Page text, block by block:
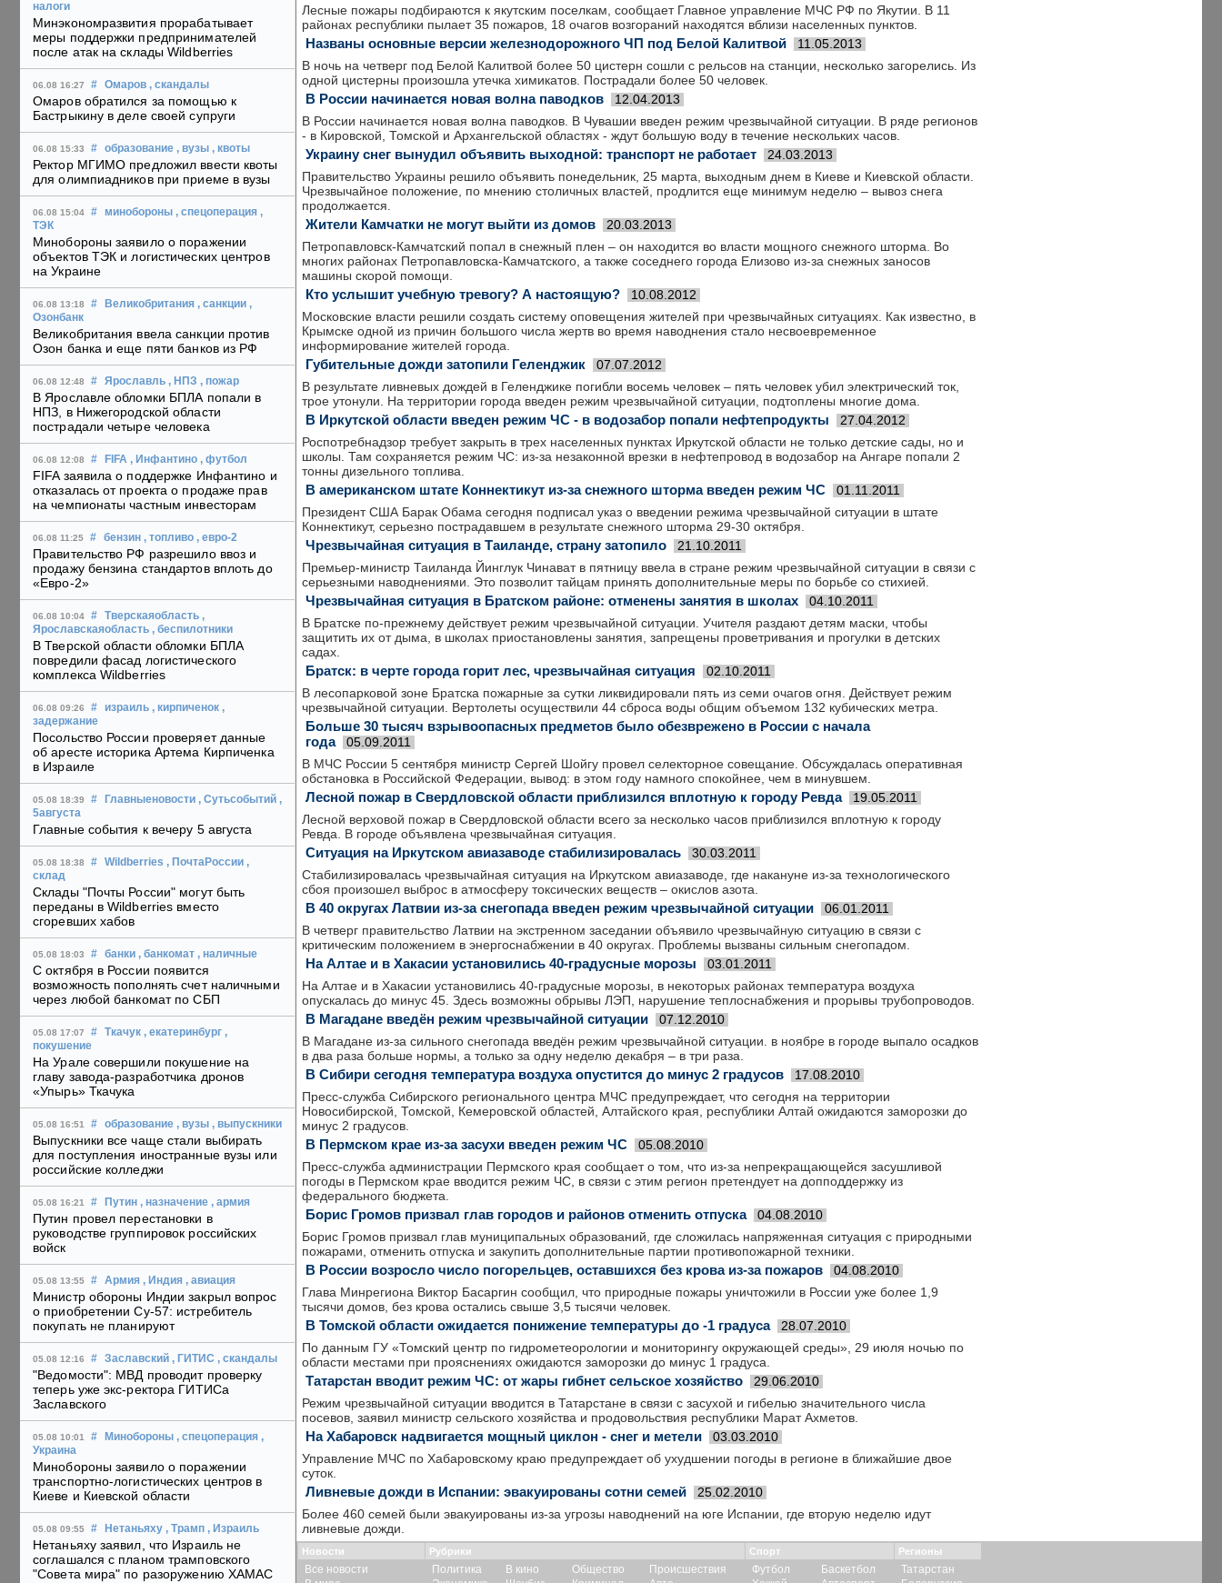
налоги
Минэкономразвития прорабатывает
меры поддержки предпринимателей
после атак на склады Wildberries
06.08 16:27 # Омаров , скандалы
Омаров обратился за помощью к
Бастрыкину в деле своей супруги
06.08 15:33 # образование , вузы , квоты
Ректор МГИМО предложил ввести квоты
для олимпиадников при приеме в вузы
06.08 15:04 # минобороны , спецоперация ,
ТЭК
Минобороны заявило о поражении
объектов ТЭК и логистических центров
на Украине
06.08 13:18 # Великобритания , санкции ,
Озонбанк
Великобритания ввела санкции против
Озон банка и еще пяти банков из РФ
06.08 12:48 # Ярославль , НПЗ , пожар
В Ярославле обломки БПЛА попали в
НПЗ, в Нижегородской области
пострадали четыре человека
06.08 12:08 # FIFA , Инфантино , футбол
FIFA заявила о поддержке Инфантино и
отказалась от проекта о продаже прав
на чемпионаты частным инвесторам
06.08 11:25 # бензин , топливо , евро-2
Правительство РФ разрешило ввоз и
продажу бензина стандартов вплоть до
«Евро-2»
06.08 10:04 # Тверскаяобласть ,
Ярославскаяобласть , беспилотники
В Тверской области обломки БПЛА
повредили фасад логистического
комплекса Wildberries
06.08 09:26 # израиль , кирпиченок ,
задержание
Посольство России проверяет данные
об аресте историка Артема Кирпиченка
в Израиле
05.08 18:39 # Главныеновости , Сутьсобытий ,
5августа
Главные события к вечеру 5 августа
05.08 18:38 # Wildberries , ПочтаРоссии ,
склад
Склады "Почты России" могут быть
переданы в Wildberries вместо
сгоревших хабов
05.08 18:03 # банки , банкомат , наличные
С октября в России появится
возможность пополнять счет наличными
через любой банкомат по СБП
05.08 17:07 # Ткачук , екатеринбург ,
покушение
На Урале совершили покушение на
главу завода-разработчика дронов
«Упырь» Ткачука
05.08 16:51 # образование , вузы , выпускники
Выпускники все чаще стали выбирать
для поступления иностранные вузы или
российские колледжи
05.08 16:21 # Путин , назначение , армия
Путин провел перестановки в
руководстве группировок российских
войск
05.08 13:55 # Армия , Индия , авиация
Министр обороны Индии закрыл вопрос
о приобретении Су-57: истребитель
покупать не планируют
05.08 12:16 # Заславский , ГИТИС , скандалы
"Ведомости": МВД проводит проверку
теперь уже экс-ректора ГИТИСа
Заславского
05.08 10:01 # Минобороны , спецоперация ,
Украина
Минобороны заявило о поражении
транспортно-логистических центров в
Киеве и Киевской области
05.08 09:55 # Нетаньяху , Трамп , Израиль
Нетаньяху заявил, что Израиль не
соглашался с планом трамповского
"Совета мира" по разоружению ХАМАС
Лесные пожары подбираются к якутским поселкам, сообщает Главное управление МЧС РФ по Якутии. В 11
районах республики пылает 35 пожаров, 18 очагов возгораний находятся вблизи населенных пунктов.
Названы основные версии железнодорожного ЧП под Белой Калитвой 11.05.2013
В ночь на четверг под Белой Калитвой более 50 цистерн сошли с рельсов на станции, несколько загорелись. Из
одной цистерны произошла утечка химикатов. Пострадали более 50 человек.
В России начинается новая волна паводков 12.04.2013
В России начинается новая волна паводков. В Чувашии введен режим чрезвычайной ситуации. В ряде регионов
- в Кировской, Томской и Архангельской областях - ждут большую воду в течение нескольких часов.
Украину снег вынудил объявить выходной: транспорт не работает 24.03.2013
Правительство Украины решило объявить понедельник, 25 марта, выходным днем в Киеве и Киевской области.
Чрезвычайное положение, по мнению столичных властей, продлится еще минимум неделю – вывоз снега
продолжается.
Жители Камчатки не могут выйти из домов 20.03.2013
Петропавловск-Камчатский попал в снежный плен – он находится во власти мощного снежного шторма. Во
многих районах Петропавловска-Камчатского, а также соседнего города Елизово из-за снежных заносов
машины скорой помощи.
Кто услышит учебную тревогу? А настоящую? 10.08.2012
Московские власти решили создать систему оповещения жителей при чрезвычайных ситуациях. Как известно, в
Крымске одной из причин большого числа жертв во время наводнения стало несвоевременное
информирование жителей города.
Губительные дожди затопили Геленджик 07.07.2012
В результате ливневых дождей в Геленджике погибли восемь человек – пять человек убил электрический ток,
трое утонули. На территории города введен режим чрезвычайной ситуации, подтоплены многие дома.
В Иркутской области введен режим ЧС - в водозабор попали нефтепродукты 27.04.2012
Роспотребнадзор требует закрыть в трех населенных пунктах Иркутской области не только детские сады, но и
школы. Там сохраняется режим ЧС: из-за незаконной врезки в нефтепровод в водозабор на Ангаре попали 2
тонны дизельного топлива.
В американском штате Коннектикут из-за снежного шторма введен режим ЧС 01.11.2011
Президент США Барак Обама сегодня подписал указ о введении режима чрезвычайной ситуации в штате
Коннектикут, серьезно пострадавшем в результате снежного шторма 29-30 октября.
Чрезвычайная ситуация в Таиланде, страну затопило 21.10.2011
Премьер-министр Таиланда Йинглук Чинават в пятницу ввела в стране режим чрезвычайной ситуации в связи с
серьезными наводнениями. Это позволит тайцам принять дополнительные меры по борьбе со стихией.
Чрезвычайная ситуация в Братском районе: отменены занятия в школах 04.10.2011
В Братске по-прежнему действует режим чрезвычайной ситуации. Учителя раздают детям маски, чтобы
защитить их от дыма, в школах приостановлены занятия, запрещены проветривания и прогулки в детских
садах.
Братск: в черте города горит лес, чрезвычайная ситуация 02.10.2011
В лесопарковой зоне Братска пожарные за сутки ликвидировали пять из семи очагов огня. Действует режим
чрезвычайной ситуации. Вертолеты осуществили 44 сброса воды общим объемом 132 кубических метра.
Больше 30 тысяч взрывоопасных предметов было обезврежено в России с начала
года
05.09.2011
В МЧС России 5 сентября министр Сергей Шойгу провел селекторное совещание. Обсуждалась оперативная
обстановка в Российской Федерации, вывод: в этом году намного спокойнее, чем в минувшем.
Лесной пожар в Свердловской области приблизился вплотную к городу Ревда 19.05.2011
Лесной верховой пожар в Свердловской области всего за несколько часов приблизился вплотную к городу
Ревда. В городе объявлена чрезвычайная ситуация.
Ситуация на Иркутском авиазаводе стабилизировалась 30.03.2011
Стабилизировалась чрезвычайная ситуация на Иркутском авиазаводе, где накануне из-за технологического
сбоя произошел выброс в атмосферу токсических веществ – окислов азота.
В 40 округах Латвии из-за снегопада введен режим чрезвычайной ситуации 06.01.2011
В четверг правительство Латвии на экстренном заседании объявило чрезвычайную ситуацию в связи с
критическим положением в энергоснабжении в 40 округах. Проблемы вызваны сильным снегопадом.
На Алтае и в Хакасии установились 40-градусные морозы 03.01.2011
На Алтае и в Хакасии установились 40-градусные морозы, в некоторых районах температура воздуха
опускалась до минус 45. Здесь возможны обрывы ЛЭП, нарушение теплоснабжения и прорывы трубопроводов.
В Магадане введён режим чрезвычайной ситуации 07.12.2010
В Магадане из-за сильного снегопада введён режим чрезвычайной ситуации. в ноябре в городе выпало осадков
в два раза больше нормы, а только за одну неделю декабря – в три раза.
В Сибири сегодня температура воздуха опустится до минус 2 градусов 17.08.2010
Пресс-служба Сибирского регионального центра МЧС предупреждает, что сегодня на территории
Новосибирской, Томской, Кемеровской областей, Алтайского края, республики Алтай ожидаются заморозки до
минус 2 градусов.
В Пермском крае из-за засухи введен режим ЧС 05.08.2010
Пресс-служба администрации Пермского края сообщает о том, что из-за непрекращающейся засушливой
погоды в Пермском крае вводится режим ЧС, в связи с этим регион претендует на допподдержку из
федерального бюджета.
Борис Громов призвал глав городов и районов отменить отпуска 04.08.2010
Борис Громов призвал глав муниципальных образований, где сложилась напряженная ситуация с природными
пожарами, отменить отпуска и закупить дополнительные партии противопожарной техники.
В России возросло число погорельцев, оставшихся без крова из-за пожаров 04.08.2010
Глава Минрегиона Виктор Басаргин сообщил, что природные пожары уничтожили в России уже более 1,9
тысячи домов, без крова остались свыше 3,5 тысячи человек.
В Томской области ожидается понижение температуры до -1 градуса 28.07.2010
По данным ГУ «Томский центр по гидрометеорологии и мониторингу окружающей среды», 29 июля ночью по
области местами при прояснениях ожидаются заморозки до минус 1 градуса.
Татарстан вводит режим ЧС: от жары гибнет сельское хозяйство 29.06.2010
Режим чрезвычайной ситуации вводится в Татарстане в связи с засухой и гибелью значительного числа
посевов, заявил министр сельского хозяйства и продовольствия республики Марат Ахметов.
На Хабаровск надвигается мощный циклон - снег и метели 03.03.2010
Управление МЧС по Хабаровскому краю предупреждает об ухудшении погоды в регионе в ближайшие двое
суток.
Ливневые дожди в Испании: эвакуированы сотни семей 25.02.2010
Более 460 семей были эвакуированы из-за угрозы наводнений на юге Испании, где вторую неделю идут
ливневые дожди.
Новости
Все новости
Рубрики
Политика
В кино
Общество
Происшествия
Спорт
Футбол
Баскетбол
Регионы
Татарстан